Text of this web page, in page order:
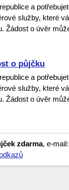
a
služby, které
Žádost o úvěr
o půjčku
a
služby, které
Žádost o úvěr
zdarma, e-